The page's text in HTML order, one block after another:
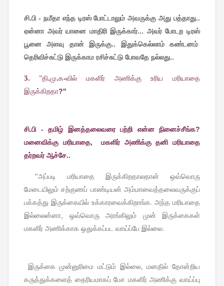
சி.பி - நமீதா எந்த டிரஸ் போட்டாலும் அவருக்கு அது பத்தாது..
ஏன்னா அவர் யானை மாதிரி இருக்கார்... அவர் போடற டிரஸ்
பூனை அளவு தான் இருக்கு.. இதுக்கெல்லாம் கண்டனம்
தெரிவிச்சுட்டு இருக்காம ரசிச்சுட்டு போவதே நல்லது..
3. ''தி.மு.க-வில் மகளிர் அணிக்கு உரிய
மரியாதை
இருக்கிறதா?''
சி.பி - தமிழ் இனத்தலைவரை பற்றி என்ன நினைச்சீங்க?
மனைவிக்கு மரியாதை, மகளிர் அணிக்கு தனி மரியாதை
தர்றவர் ஆச்சே..
''அப்படி மரியாதை இருக்கிறதாலதான்
ஒவ்வொரு
மேடையிலும் சற்குணப் பாண்டியன் அம்மாவைத்தலைவருக்குப்
பக்கத்து இருக்கையில் உக்காரவைக்கிறாங்க .அந்த மரியாதை
இல்லைன்னா
ஒவ்வொரு அரங்கிலும் முன்
இருக்கைகள்
மகளிர் அணிக்காக ஒதுக்கப்பட வாய்ப்பே இல்லை
இருக்கை முன்னுரிமை மட்டும் இல்லை,மனதில் தோன்றிய
கருத்துக்களைத் தைரியமாகப் பேச மகளிர் அணிக்கு வாய்ப்பு